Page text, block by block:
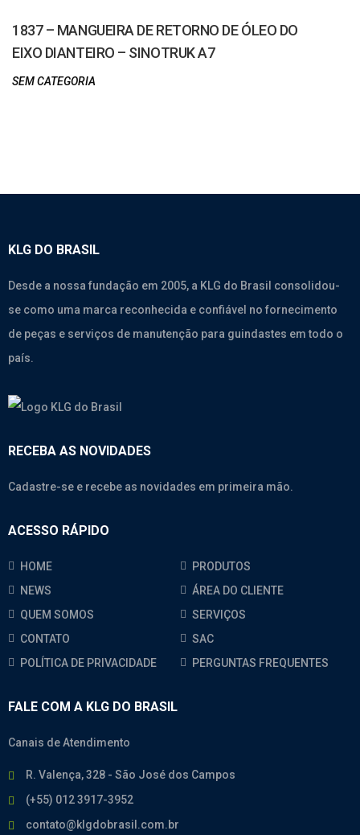
1837 – MANGUEIRA DE RETORNO DE ÓLEO DO
EIXO DIANTEIRO – SINOTRUK A7
SEM CATEGORIA
KLG DO BRASIL
Desde a nossa fundação em 2005, a KLG do Brasil consolidou-
se como uma marca reconhecida e confiável no fornecimento
de peças e serviços de manutenção para guindastes em todo o
país.
RECEBA AS NOVIDADES
Cadastre-se e recebe as novidades em primeira mão.
ACESSO RÁPIDO
HOME
PRODUTOS
NEWS
ÁREA DO CLIENTE
QUEM SOMOS
SERVIÇOS
CONTATO
SAC
POLÍTICA DE PRIVACIDADE
PERGUNTAS FREQUENTES
FALE COM A KLG DO BRASIL
Canais de Atendimento
R. Valença, 328 - São José dos Campos
(+55) 012 3917-3952
contato@klgdobrasil.com.br